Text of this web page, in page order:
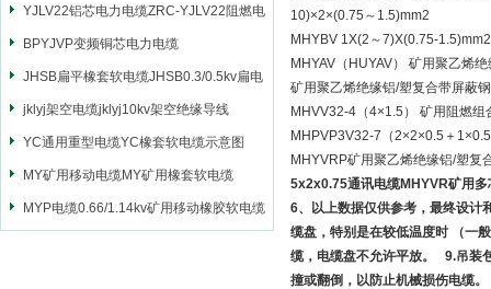
电源电缆
YJLV22铝芯电力电缆ZRC-YJLV22阻燃电
力电缆
BPYJVP变频铜芯电力电缆
JHSB扁平橡套软电缆JHSB0.3/0.5kv扁电
缆
jklyj架空电缆jklyj10kv架空绝缘导线
YC通用重型电缆YC橡套软电缆示意图
MY矿用移动电缆MY矿用橡套软电缆
MYP电缆0.66/1.14kv矿用移动橡胶软电缆
10)×2×(0.75～1.5)mm2
MHYBV 1X(2～7)X(0.75-1.5)mm2
MHYAV（HUYAV） 矿用聚乙烯
矿用聚乙烯绝缘铝/塑复合带屏蔽
MHVV32-4（4×1.5） 矿用阻燃
MHPVP3V32-7（2×2×0.5＋
MHYVRP矿用聚乙烯绝缘铝/塑复
5x2x0.75通讯电缆MHYVR矿用多
6、以上数据仅供参考，最终设计
缆盘，特别是在较低温度时 （一
缆，电缆盘不允许平放。 9.吊装
撞或翻倒，以防止机械损伤电缆